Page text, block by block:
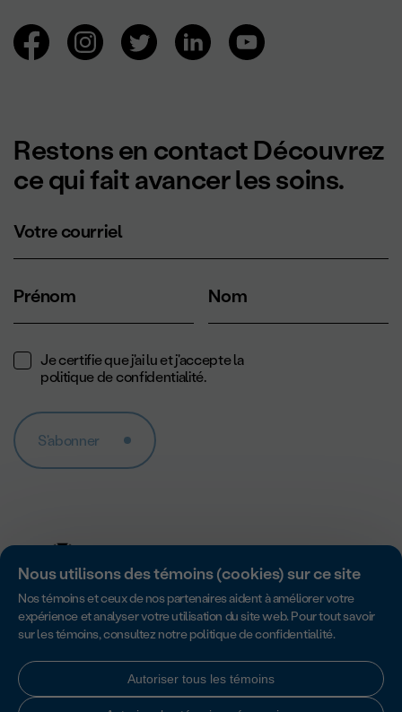
Nous utilisons des témoins (cookies) sur ce site
Nos témoins et ceux de nos partenaires aident à améliorer votre
expérience et analyser votre utilisation du site web. Pour tout savoir
sur les témoins, consultez notrepolitique de confidentialité.
Autoriser tous les témoins
Navigation des réseaux sociaux.
Restons en contact Découvrez
ce qui fait avancer les soins.
Votre courriel
Prénom Nom
Je certifie que j'ai lu et j'accepte la
politique de confidentialité.
S'abonner
Accredité par Imagine Canada pour son excellence en matière de
sans but lucratif.